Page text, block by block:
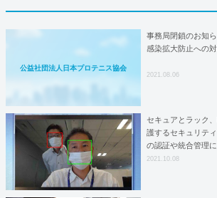
公益社団法人日本プロテニス協会
事務局閉鎖のお知
感染拡大防止への対
2021.08.06
セキュアとラック
護するセキュリテ
の認証や統合管理
2021.10.08